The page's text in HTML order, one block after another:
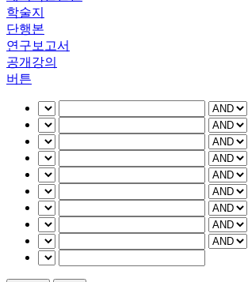
학술지
단행본
연구보고서
공개강의
버튼